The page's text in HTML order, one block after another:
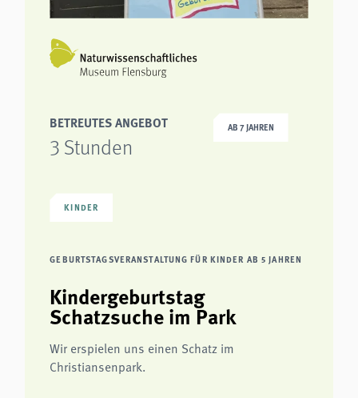
BETREUTES ANGEBOT
3 Stunden
AB 7 JAHREN
KINDER
GEBURTSTAGSVERANSTALTUNG FÜR KINDER AB 5 JAHREN
Kindergeburtstag
Schatzsuche im Park
Wir erspielen uns einen Schatz im
Christiansenpark.